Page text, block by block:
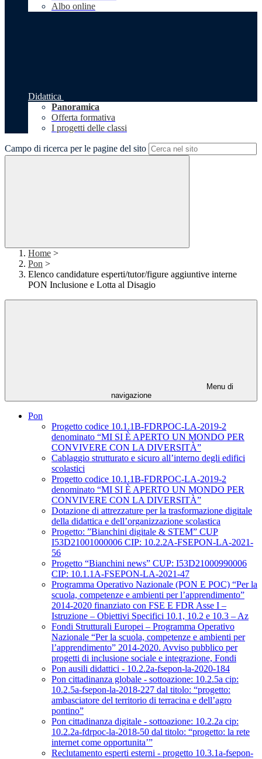
Albo online
Didattica
Panoramica
Offerta formativa
I progetti delle classi
Campo di ricerca per le pagine del sito
Home >
Pon >
Elenco candidature esperti/tutor/figure aggiuntive interne
PON Inclusione e Lotta al Disagio
Menu di
navigazione
Pon
Progetto codice 10.1.1B-FDRPOC-LA-2019-2
denominato “MI SI È APERTO UN MONDO PER
CONVIVERE CON LA DIVERSITÀ”
Cablaggio strutturato e sicuro all’interno degli edifici
scolastici
Progetto codice 10.1.1B-FDRPOC-LA-2019-2
denominato “MI SI È APERTO UN MONDO PER
CONVIVERE CON LA DIVERSITÀ”
Dotazione di attrezzature per la trasformazione digitale
della didattica e dell’organizzazione scolastica
Progetto: ”Bianchini digitale & STEM” CUP
I53D21001000006 CIP: 10.2.2A-FSEPON-LA-2021-
56
Progetto “Bianchini news” CUP: I53D21000990006
CIP: 10.1.1A-FSEPON-LA-2021-47
Programma Operativo Nazionale (PON E POC) “Per la
scuola, competenze e ambienti per l’apprendimento”
2014-2020 finanziato con FSE E FDR Asse I –
Istruzione – Obiettivi Specifici 10.1, 10.2 e 10.3 – Az
Fondi Strutturali Europei – Programma Operativo
Nazionale “Per la scuola, competenze e ambienti per
l’apprendimento” 2014-2020. Avviso pubblico per
progetti di inclusione sociale e integrazione, Fondi
Pon ausili didattici - 10.2.2a-fsepon-la-2020-184
Pon cittadinanza globale - sottoazione: 10.2.5a cip:
10.2.5a-fsepon-la-2018-227 dal titolo: “progetto:
ambasciatore del territorio di terracina e dell’agro
pontino”
Pon cittadinanza digitale - sottoazione: 10.2.2a cip:
10.2.2a-fdrpoc-la-2018-50 dal titolo: “progetto: la rete
internet come opportunita’”
Reclutamento esperti esterni - progetto 10.3.1a-fsepon-